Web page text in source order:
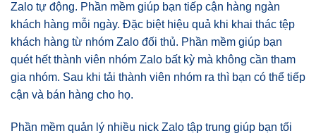
Zalo tự động. Phần mềm giúp bạn tiếp cận hàng ngàn
khách hàng mỗi ngày. Đặc biệt hiệu quả khi khai thác tệp
khách hàng từ nhóm Zalo đối thủ. Phần mềm giúp bạn
quét hết thành viên nhóm Zalo bất kỳ mà không cần tham
gia nhóm. Sau khi tải thành viên nhóm ra thì bạn có thể tiếp
cận và bán hàng cho họ.
Phần mềm quản lý nhiều nick Zalo tập trung giúp bạn tối